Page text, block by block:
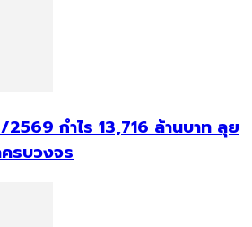
กำไร 13,716 ล้านบาท ลุย
รบวงจร